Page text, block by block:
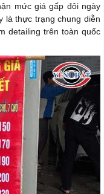
mức giá gấp đôi ngày
là thực trạng chung diễn
detailing trên toàn quốc